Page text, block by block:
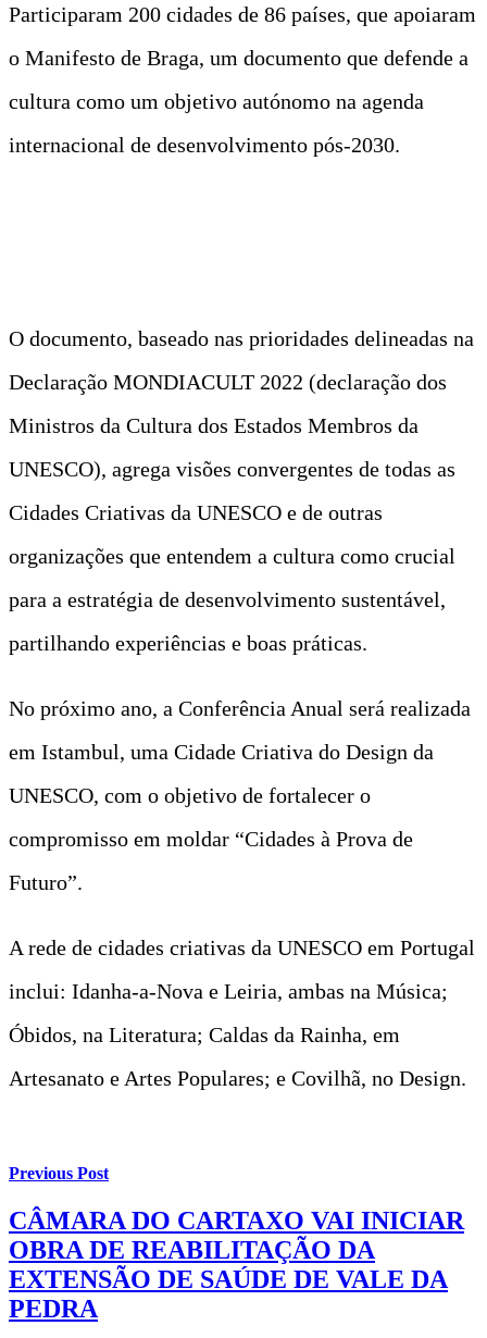
Participaram 200 cidades de 86 países, que apoiaram
o Manifesto de Braga, um documento que defende a
cultura como um objetivo autónomo na agenda
internacional de desenvolvimento pós-2030.
O documento, baseado nas prioridades delineadas na
Declaração MONDIACULT 2022 (declaração dos
Ministros da Cultura dos Estados Membros da
UNESCO), agrega visões convergentes de todas as
Cidades Criativas da UNESCO e de outras
organizações que entendem a cultura como crucial
para a estratégia de desenvolvimento sustentável,
partilhando experiências e boas práticas.
No próximo ano, a Conferência Anual será realizada
em Istambul, uma Cidade Criativa do Design da
UNESCO, com o objetivo de fortalecer o
compromisso em moldar “Cidades à Prova de
Futuro”.
A rede de cidades criativas da UNESCO em Portugal
inclui: Idanha-a-Nova e Leiria, ambas na Música;
Óbidos, na Literatura; Caldas da Rainha, em
Artesanato e Artes Populares; e Covilhã, no Design.
Previous Post
CÂMARA DO CARTAXO VAI INICIAR
OBRA DE REABILITAÇÃO DA
EXTENSÃO DE SAÚDE DE VALE DA
PEDRA